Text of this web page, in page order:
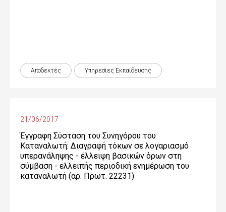
Αποδεκτές Υπηρεσίες Εκπαίδευσης
21/06/2017
Έγγραφη Σύσταση του Συνηγόρου του
Καταναλωτή: Διαγραφή τόκων σε λογαριασμό
υπερανάληψης - έλλειψη βασικών όρων στη
σύμβαση - ελλειπής περιοδική ενημέρωση του
καταναλωτή (αρ. Πρωτ. 22231)